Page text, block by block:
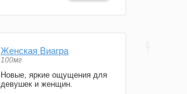
Женская Виагра
100мг
Новые, яркие ощущения для
девушек и женщин.